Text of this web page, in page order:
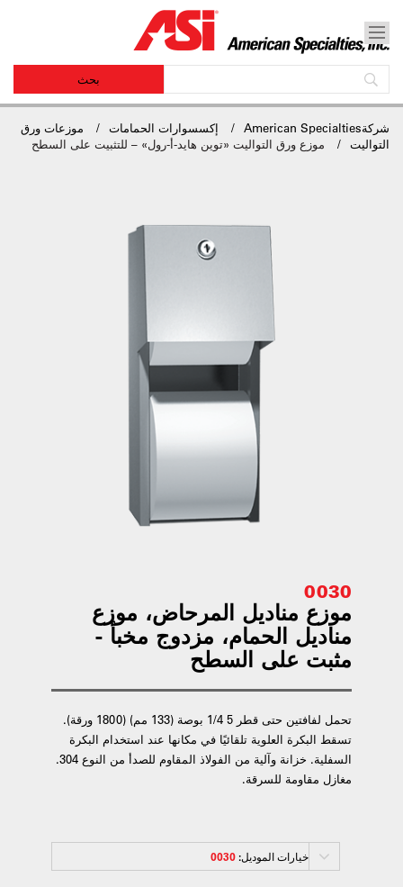
شركةAmerican Specialties إكسسوارات الحمامات
موزعات ورق
التواليت
موزع ورق التواليت «توين هايد-أ-رول» – للتثبيت على السطح
0030
موزع مناديل المرحاض، موزع
مناديل الحمام، مزدوج مخبأ -
مثبت على السطح
تحمل لفافتين حتى قطر 5 1/4 بوصة (133 مم) (1800 ورقة).
تسقط البكرة العلوية تلقائيًا في مكانها عند استخدام البكرة
السفلية. خزانة وآلية من الفولاذ المقاوم للصدأ من النوع 304.
مغازل مقاومة للسرقة.
خيارات الموديل:0030